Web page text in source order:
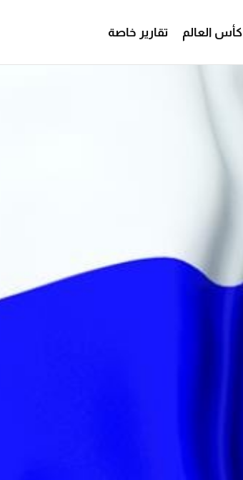
كأس العالم تقارير خاصة